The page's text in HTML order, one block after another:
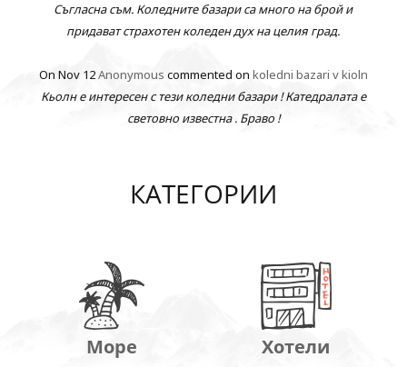
Съгласна съм. Коледните базари са много на брой и
придават страхотен коледен дух на целия град.
On Nov 12Anonymous commented on koledni bazari v kioln
Кьолн е интересен с тези коледни базари ! Катедралата е
световно известна . Браво !
КАТЕГОРИИ
Море Хотели